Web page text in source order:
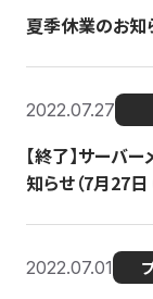
夏季休業のお知
2022.07.27
【終了】サーバ
知らせ（7月27
2022.07.01